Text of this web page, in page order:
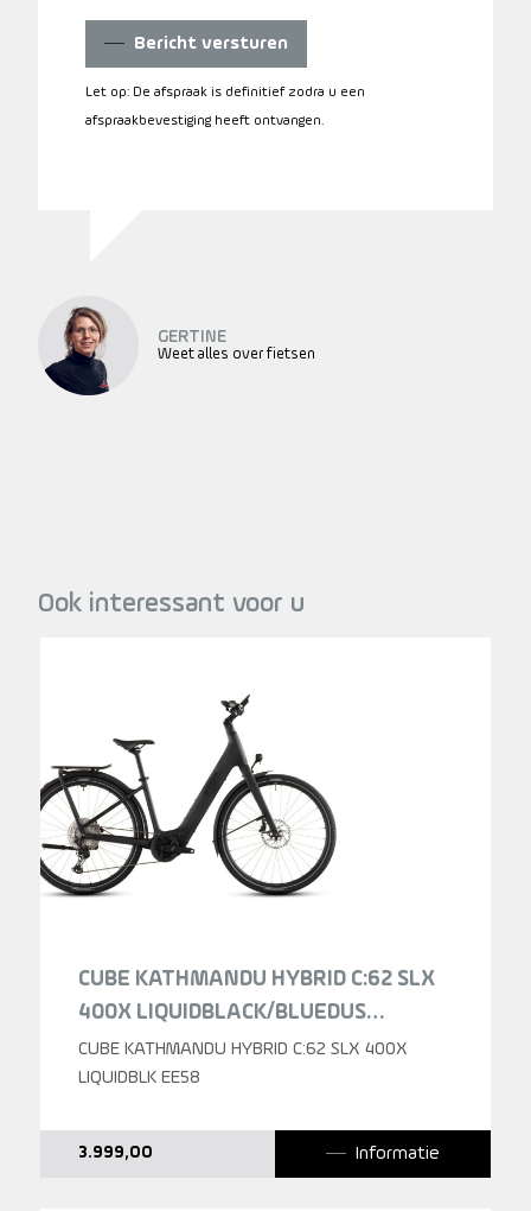
Bericht versturen
Let op: De afspraak is definitief zodra u een
afspraakbevestiging heeft ontvangen.
GERTINE
Weet alles over fietsen
Ook interessant voor u
CUBE KATHMANDU HYBRID C:62 SLX
400X LIQUIDBLACK/BLUEDUS
LIQUIDBLACK/BLUEDUST
LAGEINSTAP 2026
CUBE KATHMANDU HYBRID C:62 SLX 400X
LIQUIDBLK EE58
3.999,00 Informatie